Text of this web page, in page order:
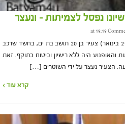
נפסל לצמיתות – ונעצר
משטרת מרחב איילון עצרה היום (שני, 21 בינואר) צעיר בן 20 תושב בת ים, בחשד שרכב
והאופנוע היה ללא רישיון וביטוח בתוקף. זאת
הצעיר נעצר על ידי השוטרים […]
קרא עוד ›